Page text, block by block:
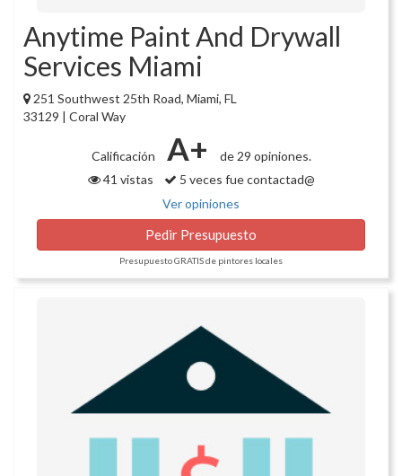
Anytime Paint And Drywall
Services Miami
251 Southwest 25th Road, Miami, FL
33129 | Coral Way
Calificación A+
de 29 opiniones.
41 vistas
5 veces fue contactad@
Ver opiniones
Pedir Presupuesto
Presupuesto GRATIS de pintores locales